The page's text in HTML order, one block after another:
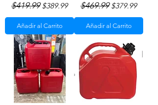
Precio
$419.99 Precio de oferta
$389.99
Añadir al Carrito
Precio
$469.99 Precio de oferta
$379.99
Añadir al Carrito